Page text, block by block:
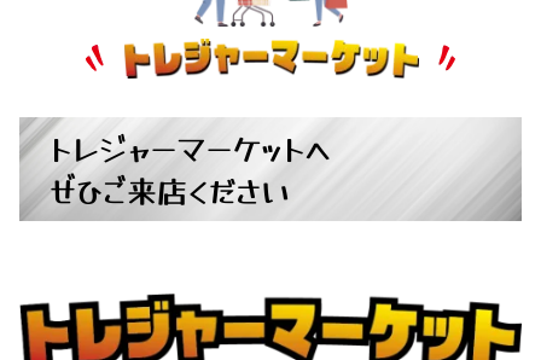
トレジャーマーケットへ
ぜひご来店ください